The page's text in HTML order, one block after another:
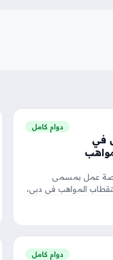
في
دوام كامل
عمل بمسمى
المواهب في دبي،
دوام كامل